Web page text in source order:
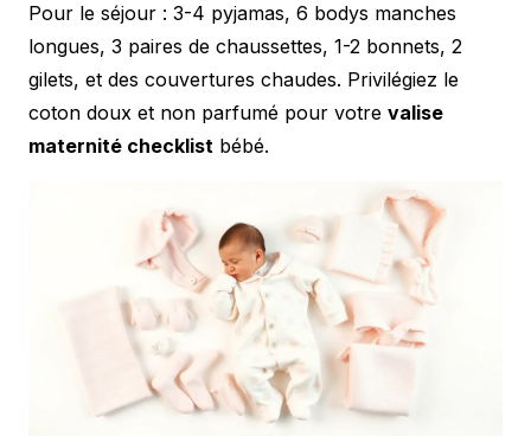
Pour le séjour : 3-4 pyjamas, 6 bodys manches
longues, 3 paires de chaussettes, 1-2 bonnets, 2
gilets, et des couvertures chaudes. Privilégiez le
coton doux et non parfumé pour votre valise
maternité checklist bébé.